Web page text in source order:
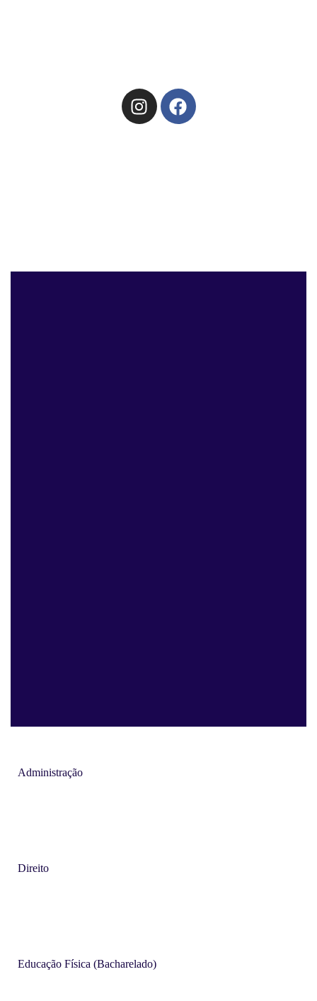
Administração
Direito
Educação Física (Bacharelado)